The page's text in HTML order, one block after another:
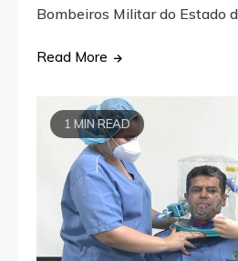
Bombeiros Militar do Estado
Read More
1 MIN READ